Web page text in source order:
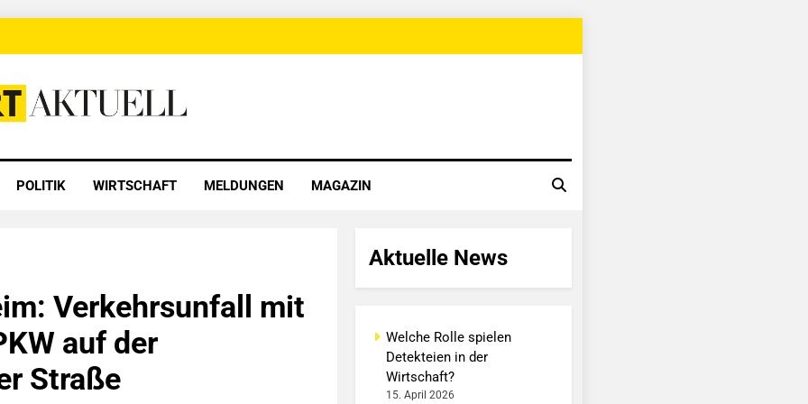
POLITIK WIRTSCHAFT MELDUNGEN MAGAZIN
Verkehrsunfall mit
auf der
Straße
Aktuelle News
Welche Rolle spielen
Detekteien in der
Wirtschaft?
15. April 2026